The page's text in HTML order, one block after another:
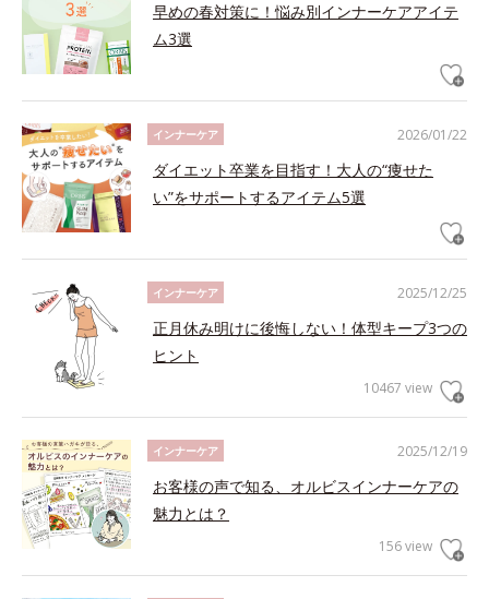
早めの春対策に！悩み別インナーケアアイテ
ム3選
2026/01/22
インナーケア
ダイエット卒業を目指す！大人の“痩せた
い”をサポートするアイテム5選
2025/12/25
インナーケア
正月休み明けに後悔しない！体型キープ3つの
ヒント
10467 view
2025/12/19
インナーケア
お客様の声で知る、オルビスインナーケアの
魅力とは？
156 view